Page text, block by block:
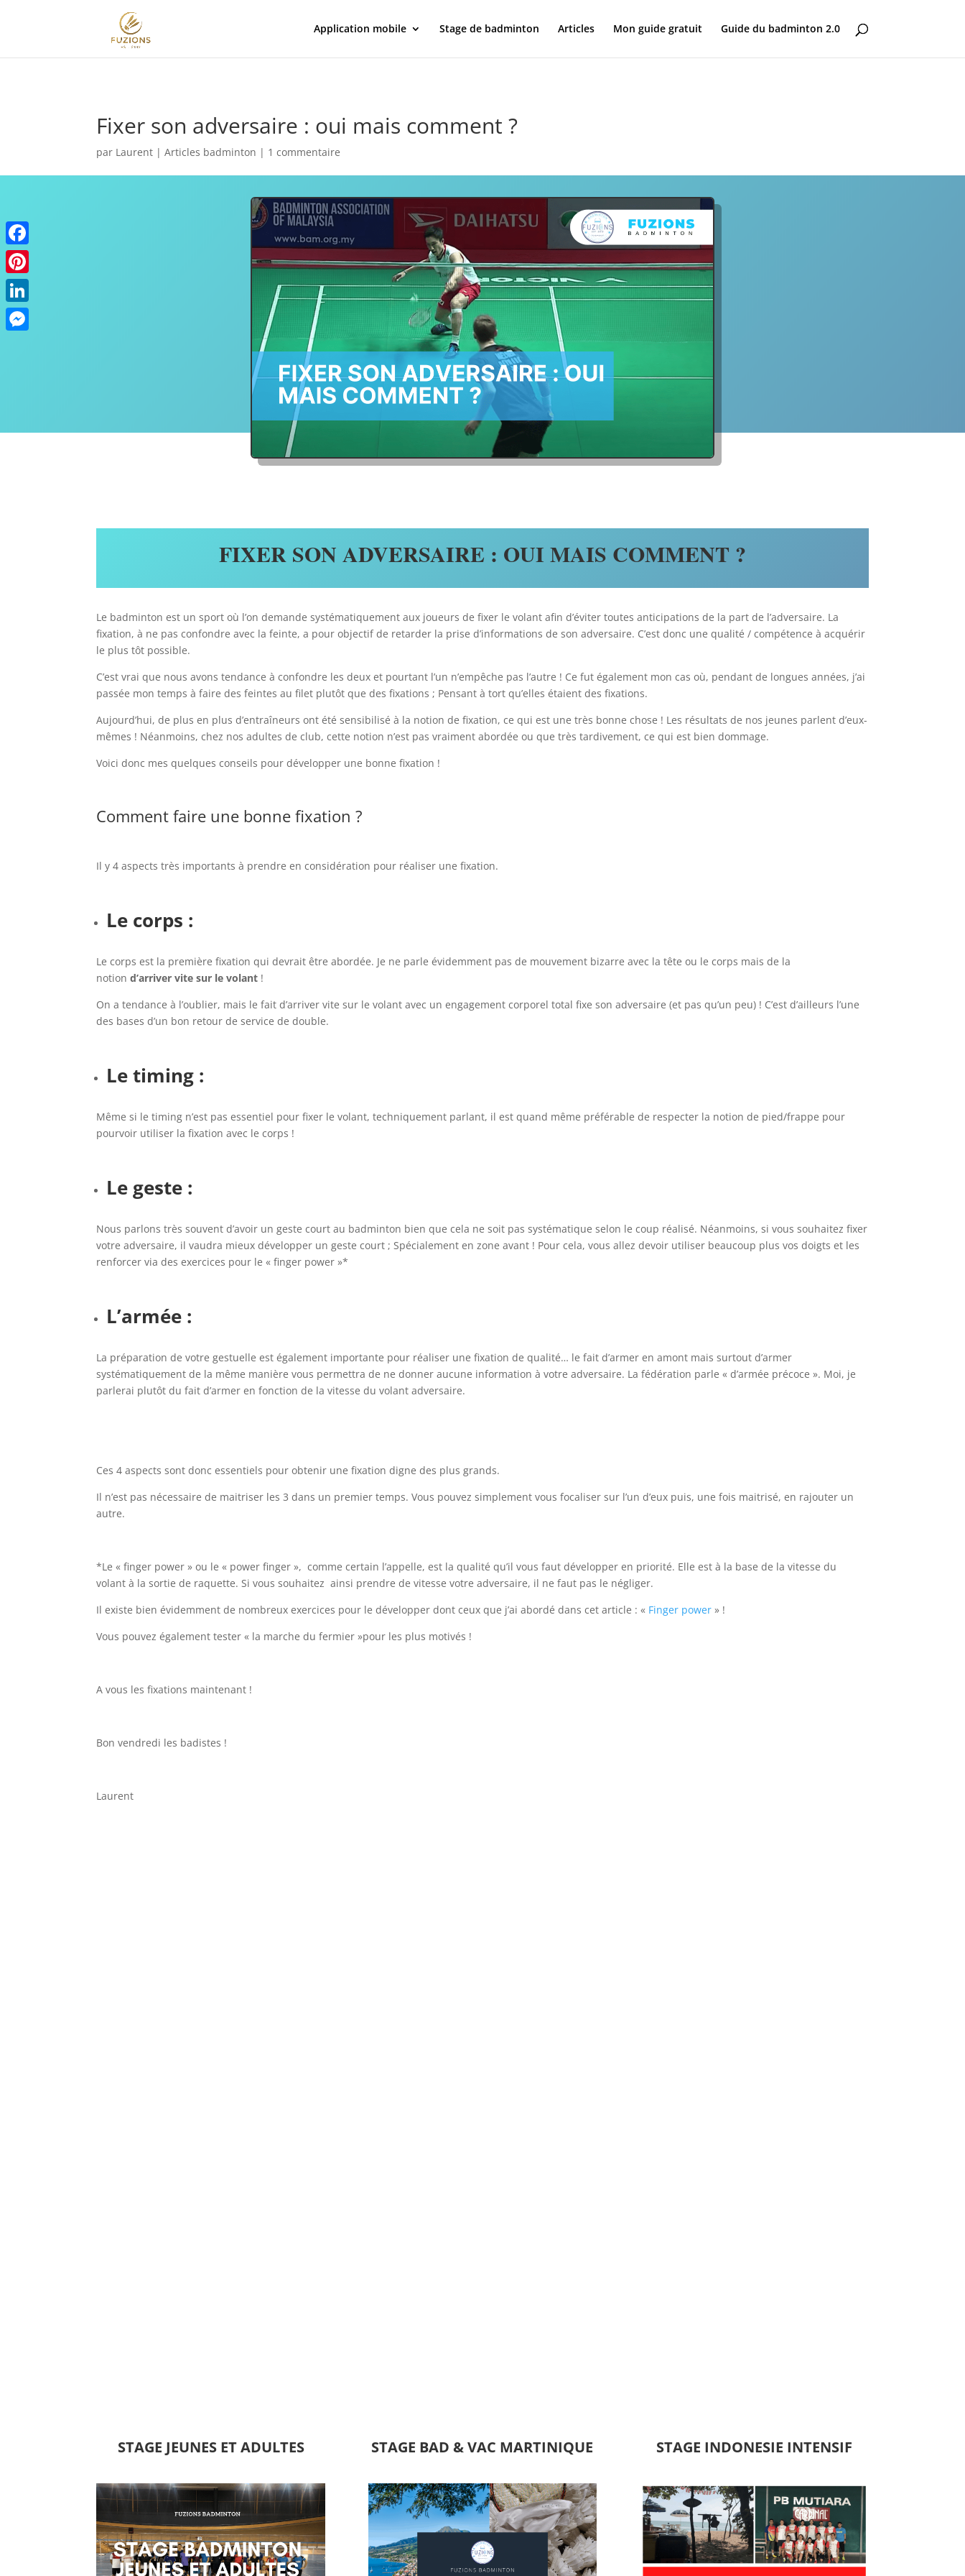
Application mobile Stage de badminton Articles Mon guide gratuit Guide du badminton 2.0
Fixer son adversaire : oui mais comment ?
par Laurent |Articles badminton | 1 commentaire
FIXER SON ADVERSAIRE : OUI MAIS COMMENT ?
Le badminton est un sport où l’on demande systématiquement aux joueurs de fixer le volant afin d’éviter toutes anticipations de la part de l’adversaire. La
fixation, à ne pas confondre avec la feinte, a pour objectif de retarder la prise d’informations de son adversaire. C’est donc une qualité / compétence à acquérir
le plus tôt possible.
C’est vrai que nous avons tendance à confondre les deux et pourtant l’un n’empêche pas l’autre ! Ce fut également mon cas où, pendant de longues années, j’ai
passée mon temps à faire des feintes au filet plutôt que des fixations ; Pensant à tort qu’elles étaient des fixations.
Aujourd’hui, de plus en plus d’entraîneurs ont été sensibilisé à la notion de fixation, ce qui est une très bonne chose ! Les résultats de nos jeunes parlent d’eux-
mêmes ! Néanmoins, chez nos adultes de club, cette notion n’est pas vraiment abordée ou que très tardivement, ce qui est bien dommage.
Voici donc mes quelques conseils pour développer une bonne fixation !
Comment faire une bonne fixation ?
Il y 4 aspects très importants à prendre en considération pour réaliser une fixation.
Le corps :
Le corps est la première fixation qui devrait être abordée. Je ne parle évidemment pas de mouvement bizarre avec la tête ou le corps mais de la
notion d’arriver vite sur le volant !
On a tendance à l’oublier, mais le fait d’arriver vite sur le volant avec un engagement corporel total fixe son adversaire (et pas qu’un peu) ! C’est d’ailleurs l’une
des bases d’un bon retour de service de double.
Le timing :
Même si le timing n’est pas essentiel pour fixer le volant, techniquement parlant, il est quand même préférable de respecter la notion de pied/frappe pour
pourvoir utiliser la fixation avec le corps !
Le geste :
Nous parlons très souvent d’avoir un geste court au badminton bien que cela ne soit pas systématique selon le coup réalisé. Néanmoins, si vous souhaitez fixer
votre adversaire, il vaudra mieux développer un geste court ; Spécialement en zone avant ! Pour cela, vous allez devoir utiliser beaucoup plus vos doigts et les
renforcer via des exercices pour le « finger power »*
L’armée :
La préparation de votre gestuelle est également importante pour réaliser une fixation de qualité… le fait d’armer en amont mais surtout d’armer
systématiquement de la même manière vous permettra de ne donner aucune information à votre adversaire. La fédération parle « d’armée précoce ». Moi, je
parlerai plutôt du fait d’armer en fonction de la vitesse du volant adversaire.
Ces 4 aspects sont donc essentiels pour obtenir une fixation digne des plus grands.
Il n’est pas nécessaire de maitriser les 3 dans un premier temps. Vous pouvez simplement vous focaliser sur l’un d’eux puis, une fois maitrisé, en rajouter un
autre.
*Le « finger power » ou le « power finger », comme certain l’appelle, est la qualité qu’il vous faut développer en priorité. Elle est à la base de la vitesse du
volant à la sortie de raquette. Si vous souhaitez ainsi prendre de vitesse votre adversaire, il ne faut pas le négliger.
Il existe bien évidemment de nombreux exercices pour le développer dont ceux que j’ai abordé dans cet article : « Finger power » !
Vous pouvez également tester « la marche du fermier »pour les plus motivés !
A vous les fixations maintenant !
Bon vendredi les badistes !
Laurent
STAGE JEUNES ET ADULTES STAGE BAD & VAC MARTINIQUE STAGE INDONESIE INTENSIF
Facebook
Pinterest
LinkedIn